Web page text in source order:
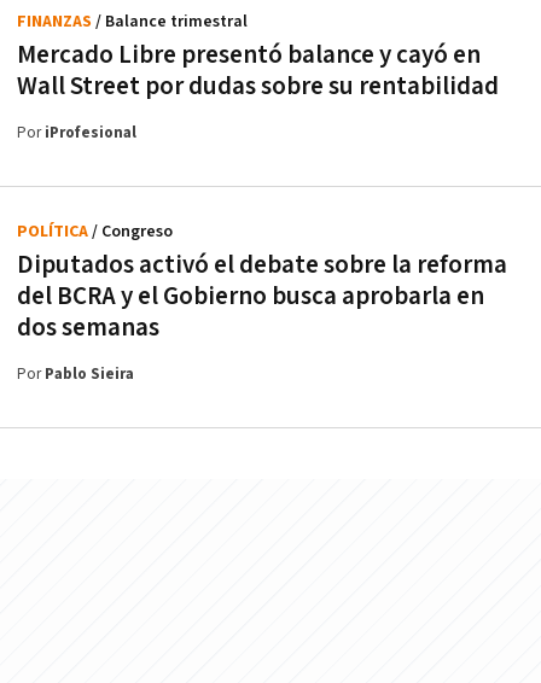
Mercado Libre presentó balance y cayó en
Wall Street por dudas sobre su rentabilidad
FINANZAS / Balance trimestral
PoriProfesional
Diputados activó el debate sobre la reforma
del BCRA y el Gobierno busca aprobarla en
dos semanas
POLÍTICA/ Congreso
PorPablo Sieira